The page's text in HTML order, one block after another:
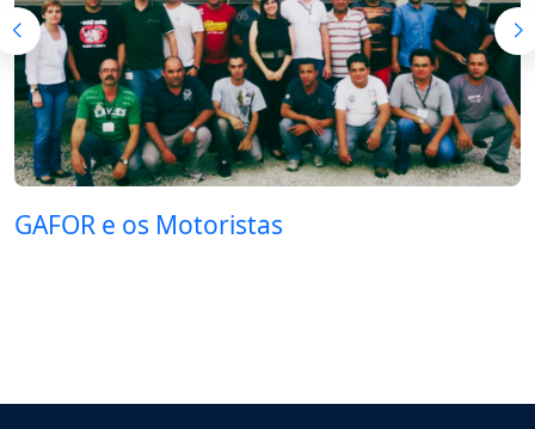
GAFOR e os Motoristas